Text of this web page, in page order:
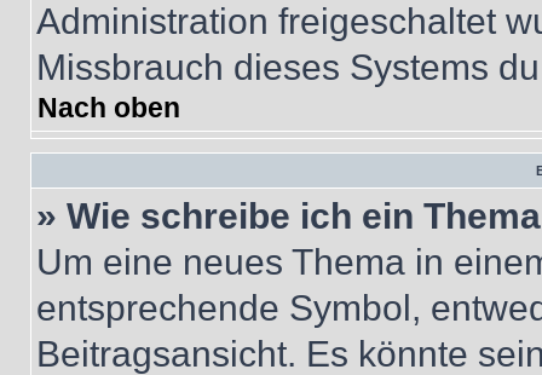
Administration freigeschaltet
Missbrauch dieses Systems
Nach oben
» Wie schreibe ich ein
Um eine neues Thema in
entsprechende Symbol,
Beitragsansicht. Es könnte